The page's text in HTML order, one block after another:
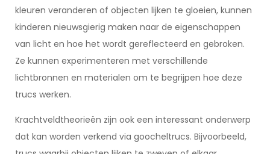
kleuren veranderen of objecten lijken te gloeien, kunnen
kinderen nieuwsgierig maken naar de eigenschappen
van licht en hoe het wordt gereflecteerd en gebroken.
Ze kunnen experimenteren met verschillende
lichtbronnen en materialen om te begrijpen hoe deze
trucs werken.
Krachtveldtheorieën zijn ook een interessant onderwerp
dat kan worden verkend via goocheltrucs. Bijvoorbeeld,